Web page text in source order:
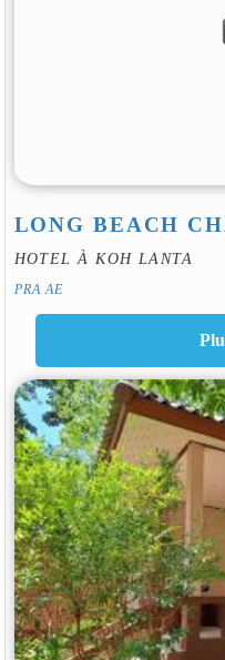
LONG BEACH
HOTEL À KOH LANTA
PRA AE